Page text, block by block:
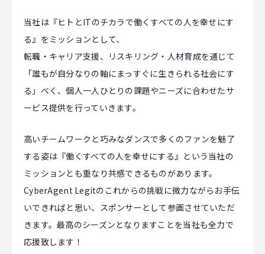
当社は『ヒトとITのチカラで働くすべての人を幸せにす
る』をミッションとして、
転職・キャリア支援、リスキリング・人材育成を通じて
「誰もが自分なりの軸にまっすぐに生きられる社会にす
る」べく、個人一人ひとりの課題やニーズに合わせたサ
ービス提供を行っていきます。
高いチームワークと巧みなダンスで多くのファンを魅了
する姿は『働くすべての人を幸せにする』という当社の
ミッションとも重なり共感できるものがあります。
CyberAgent Legitのこれからの挑戦に微力ながらお手伝
いできればと思い、スポンサーとして参画させていただ
きます。最高のシーズンとなりますことを当社も全力で
応援致します！